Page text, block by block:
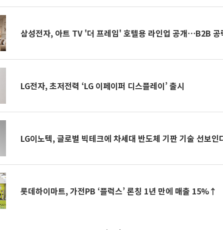
삼성전자, 아트 TV '더 프레임' 호텔용 라인업 공개⋯B2B 공
LG전자, 초저전력 ‘LG 이페이퍼 디스플레이’ 출시
LG이노텍, 글로벌 빅테크에 차세대 반도체 기판 기술 선보인
롯데하이마트, 가전PB ‘플럭스’ 론칭 1년 만에 매출 15%↑